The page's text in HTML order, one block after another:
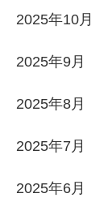
2025年10月
2025年9月
2025年8月
2025年7月
2025年6月